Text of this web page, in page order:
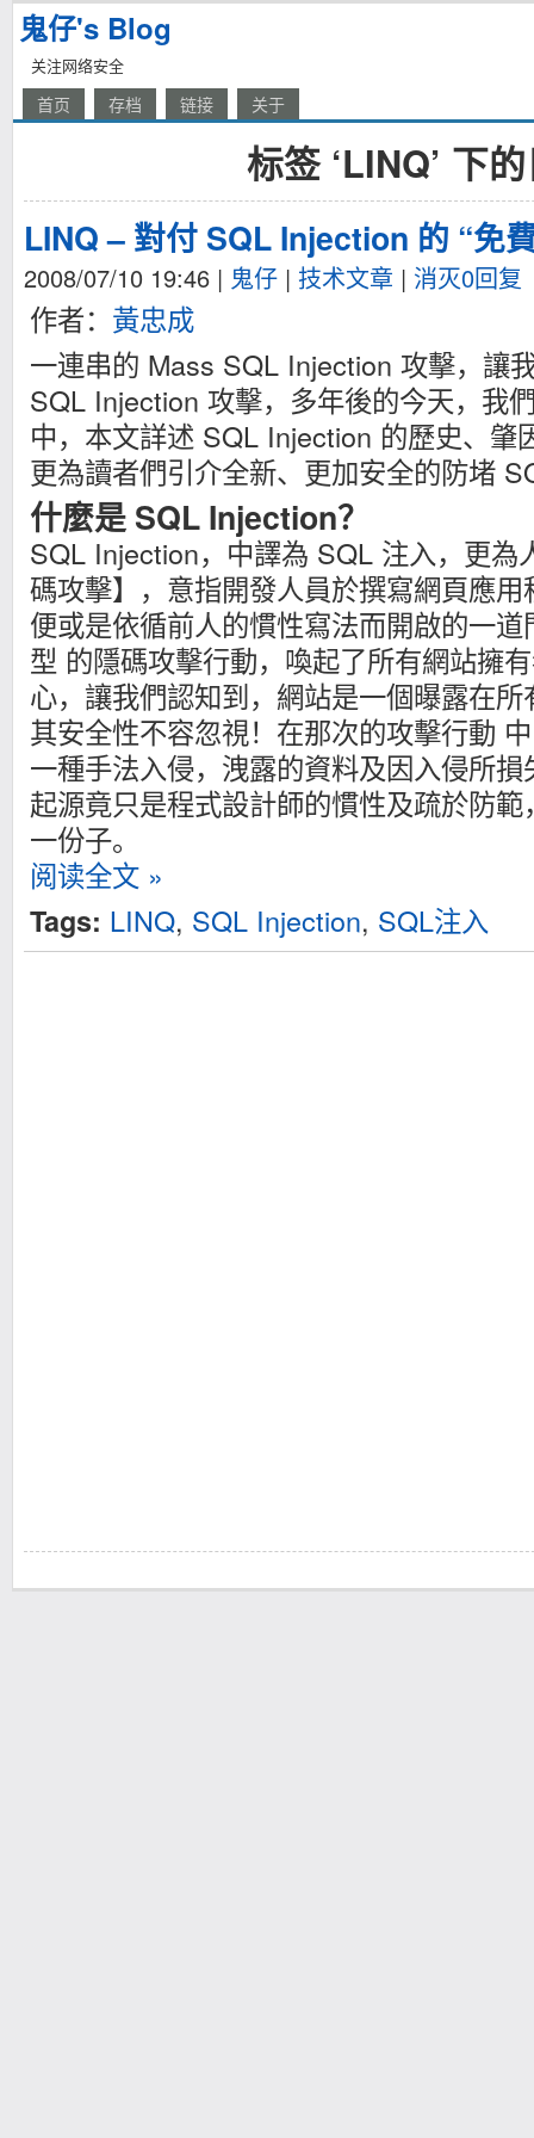
鬼仔's Blog
关注网络安全
首页 存档 链接 关于
标签 ‘LINQ’ 下
LINQ – 對付 SQL Injection 的 “免
2008/07/10 19:46 | 鬼仔 | 技术文章 | 消灭0回复
作者： 黃忠成
一連串的 Mass SQL Injection 攻擊，讓
SQL Injection 攻擊，多年後的今天，我
中，本文詳述 SQL Injection 的歷史、肇
更為讀者們引介全新、更加安全的防堵
什麼是 SQL Injection？
SQL Injection，中譯為 SQL 注入，更為
碼攻擊】，意指開發人員於撰寫網頁應
便或是依循前人的慣性寫法而開啟的一
型 的隱碼攻擊行動，喚起了所有網站擁
心，讓我們認知到，網站是一個曝露在
其安全性不容忽視！在那次的攻擊行動
一種手法入侵，洩露的資料及因入侵所
起源竟只是程式設計師的慣性及疏於防
一份子。
阅读全文 »
Tags: LINQ, SQL Injection, SQL注入